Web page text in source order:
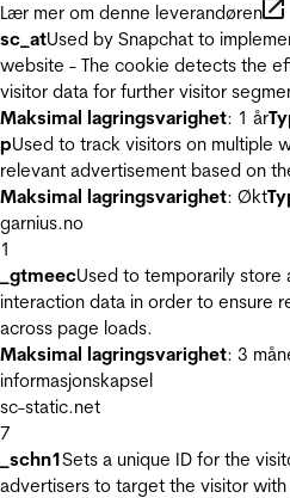
Lær mer om denne leverandøren
sc_atUsed by Snapchat to
website - The cookie detects the
visitor data for further visitor
Maksimal lagringsvarighet: 1 år
pUsed to track visitors on multiple
relevant advertisement based on
Maksimal lagringsvarighet: Økt
garnius.no
1
_gtmeecUsed to temporarily
interaction data in order to ensure
across page loads.
Maksimal lagringsvarighet: 3
informasjonskapsel
sc-static.net
7
_schn1Sets a unique ID for the
advertisers to target the visitor